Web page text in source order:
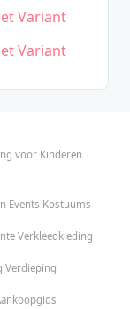
Variant
Variant
voor Kinderen
Events Kostuums
Verkleedkleding
Verdieping